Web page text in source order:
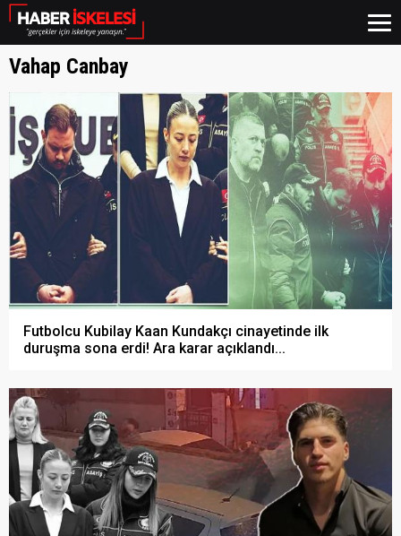
Vahap Canbay
Futbolcu Kubilay Kaan Kundakçı cinayetinde ilk
duruşma sona erdi! Ara karar açıklandı...